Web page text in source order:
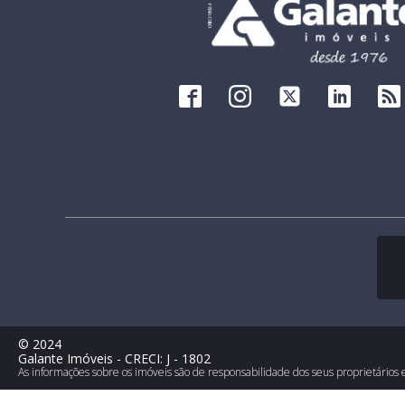
© 2024
Galante Imóveis - CRECI: J - 1802
As informações sobre os imóveis são de responsabilidade dos seus